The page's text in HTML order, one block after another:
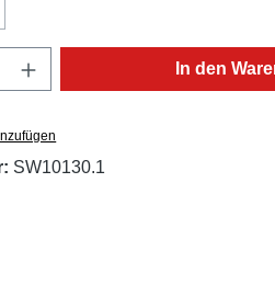
Option ist zurzeit nicht verfügbar.)
Gib den In den
SW10130.1